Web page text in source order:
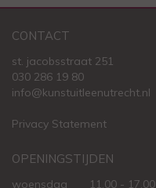
CONTACT
st. jacobsstraat 251
030 286 19 80
info@kunstuitleenutrecht.nl
Privacy Statement
OPENINGSTIJDEN
woensdag
11.00 - 17.00